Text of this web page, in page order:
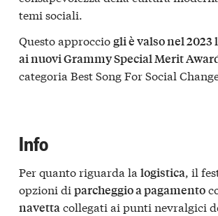
temi sociali.
Questo approcciogli è valso nel
ai nuovi Grammy Special Merit
categoria Best Song For Social
Info
Per quanto riguarda la logistica, il
opzioni di parcheggio a pagamento
navettacollegati ai punti nevralgici